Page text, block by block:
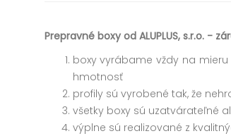
Prepravné boxy od ALUPLUS, s.r.o. -
boxy vyrábame vždy na
hmotnosť
profily sú vyrobené tak, že
všetky boxy sú uzatvárateľné
výplne sú realizované z